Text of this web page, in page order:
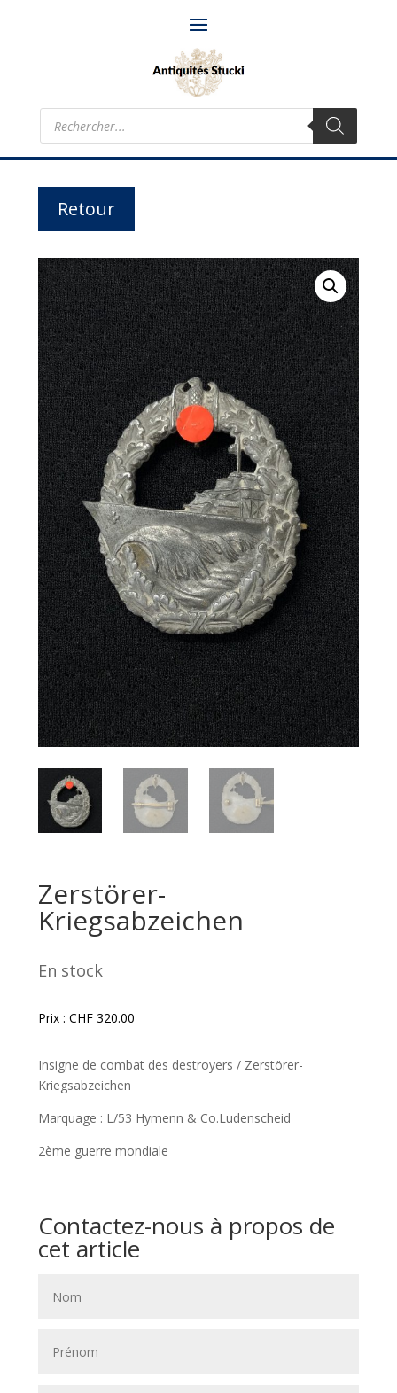
Recherche
produits
Retour
Zerstörer-
Kriegsabzeichen
En stock
Prix : CHF320.00
Insigne de combat des destroyers / Zerstörer-
Kriegsabzeichen
Marquage : L/53 Hymenn & Co.Ludenscheid
2ème guerre mondiale
Contactez-nous à propos de
cet article